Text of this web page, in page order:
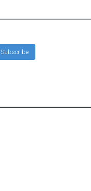
Subscribe